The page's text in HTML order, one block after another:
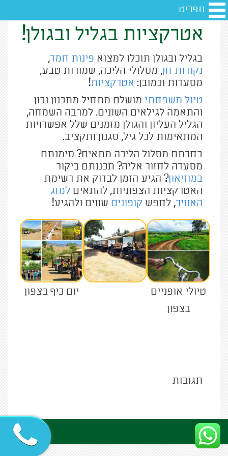
אטרקציות בגליל ובגולן!
בגליל ובגולן תוכלו למצוא פינות חמד,
נקודות חן, מסלולי הליכה, שמורות טבע,
מסעדות וכמובן: אטרקציות!
טיול משפחתי מושלם מתחיל מתכנון נכון
והתאמה לגילאים השונים. למרבה השמחה,
הגליל העליון והגולן מזמנים שלל אפשרויות
המתאימות לכל גיל, סגנון ותקציב.
בחרתם מסלול הליכה מתאים? סימנתם
מסעדה לחזור אליה? תכננתם ביקור
במוזיאון? הגיע הזמן לבדוק את רשימת
האטרקציות הצפוניות, להתאים למזג
האוויר, לחפש קופונים שווים ולהגיע!
טיולי אופניים
בצפון
יום כיף בצפון
תגובות
תפריט